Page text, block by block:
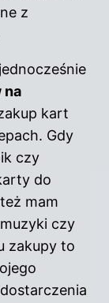
z
na
kart
Gdy
czy
do
mam
czy
zakupy to